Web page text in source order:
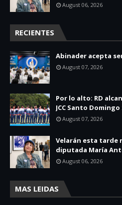
August 06, 2026
RECIENTES
Abinader acepta
August 07, 2026
Por lo alto: RD
JCC Santo Domingo
August 07, 2026
Velarán esta tarde
diputada María
August 06, 2026
MAS LEIDAS